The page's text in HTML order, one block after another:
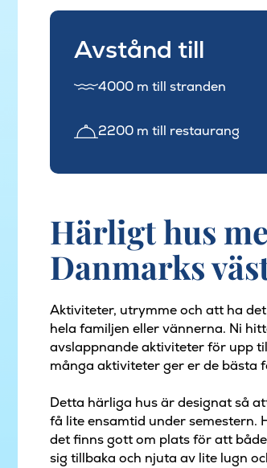
Avstånd till
4000 m till stranden
2200 m till restaurang
Härligt hus
Danmarks
Aktiviteter, utrymme och att ha
hela familjen eller vännerna. Ni
avslappnande aktiviteter för upp
många aktiviteter ger er de bästa
Detta härliga hus är designat så
få lite ensamtid under semestern.
det finns gott om plats för att
sig tillbaka och njuta av lite lugn